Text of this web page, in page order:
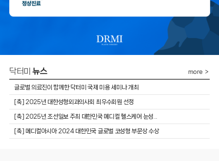
닥터미뉴스 more ＞
글로벌 의료진이 함께한 닥터미 국제 미용 세미나 개최
​[축] 2025년 대한성형외과의사회 최우수회원 선정
​[축] 2025년 조선일보 주최 대한민국 메디컬 헬스케어 눈성...
[축] 메디컬아시아 2024 대한민국 글로벌 코성형 부문상 수상